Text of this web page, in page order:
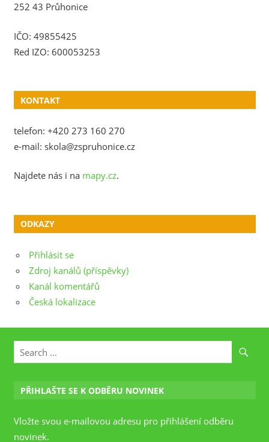
252 43 Průhonice
IČO: 49855425
Red IZO: 600053253
KONTAKT
telefon: +420 273 160 270
e-mail: skola@zspruhonice.cz
Najdete nás i na mapy.cz.
ODKAZY
Přihlásit se
Zdroj kanálů (příspěvky)
Kanál komentářů
Česká lokalizace
PŘIHLAŠTE SE K ODBĚRU NOVINEK
Vložte svou e-mailovou adresu pro přihlášení odběru
novinek.